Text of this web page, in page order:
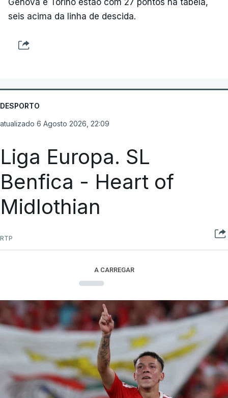
seis acima da linha de descida.
DESPORTO
atualizado 6 Agosto 2026, 22:09
Liga Europa. SL
Benfica - Heart of
Midlothian
RTP
A CARREGAR